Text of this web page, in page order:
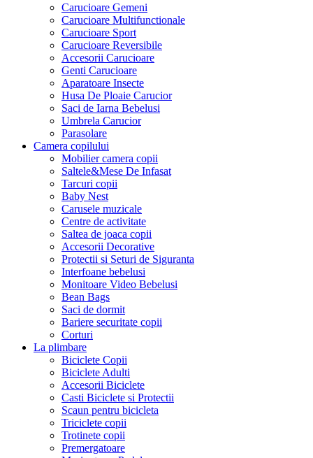
Carucioare Gemeni
Carucioare Multifunctionale
Carucioare Sport
Carucioare Reversibile
Accesorii Carucioare
Genti Carucioare
Aparatoare Insecte
Husa De Ploaie Carucior
Saci de Iarna Bebelusi
Umbrela Carucior
Parasolare
Camera copilului
Mobilier camera copii
Saltele&Mese De Infasat
Tarcuri copii
Baby Nest
Carusele muzicale
Centre de activitate
Saltea de joaca copii
Accesorii Decorative
Protectii si Seturi de Siguranta
Interfoane bebelusi
Monitoare Video Bebelusi
Bean Bags
Saci de dormit
Bariere securitate copii
Corturi
La plimbare
Biciclete Copii
Biciclete Adulti
Accesorii Biciclete
Casti Biciclete si Protectii
Scaun pentru bicicleta
Triciclete copii
Trotinete copii
Premergatoare